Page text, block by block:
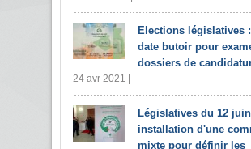
Elections législatives
date butoir pour
dossiers de
24 avr 2021 |
Législatives du 12
installation d'une
mixte pour définir les